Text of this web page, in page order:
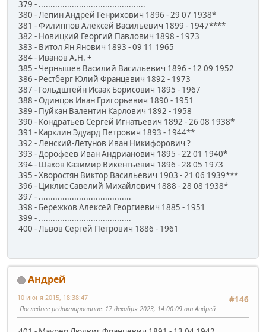
379 - .............................................
380 - Лепин Андрей Генрихович 1896 - 29 07 1938*
381 - Филиппов Алексей Васильевич 1899 - 1947****
382 - Новицкий Георгий Павлович 1898 - 1973
383 - Витол Ян Янович 1893 - 09 11 1965
384 - Иванов А.Н. +
385 - Чернышев Василий Васильевич 1896 - 12 09 1952
386 - Рестберг Юлий Францевич 1892 - 1973
387 - Гольдштейн Исаак Борисович 1895 - 1967
388 - Одинцов Иван Григорьевич 1890 - 1951
389 - Пуйкан Валентин Карлович 1892 - 1958
390 - Кондратьев Сергей Игнатьевич 1892 - 26 08 1938*
391 - Карклин Эдуард Петрович 1893 - 1944**
392 - Ленский-Летунов Иван Никифорович ?
393 - Дорофеев Иван Андрианович 1895 - 22 01 1940*
394 - Шахов Казимир Викентьевич 1896 - 28 05 1973
395 - Хворостян Виктор Васильевич 1903 - 21 06 1939***
396 - Циклис Савелий Михайлович 1888 - 28 08 1938*
397 - .......................................
398 - Бережков Алексей Георгиевич 1885 - 1951
399 - .......................................
400 - Львов Сергей Петрович 1886 - 1961
Андрей
#146
10 июня 2015, 18:38:47
Последнее редактирование: 17 декабря 2023, 14:00:09 от Андрей